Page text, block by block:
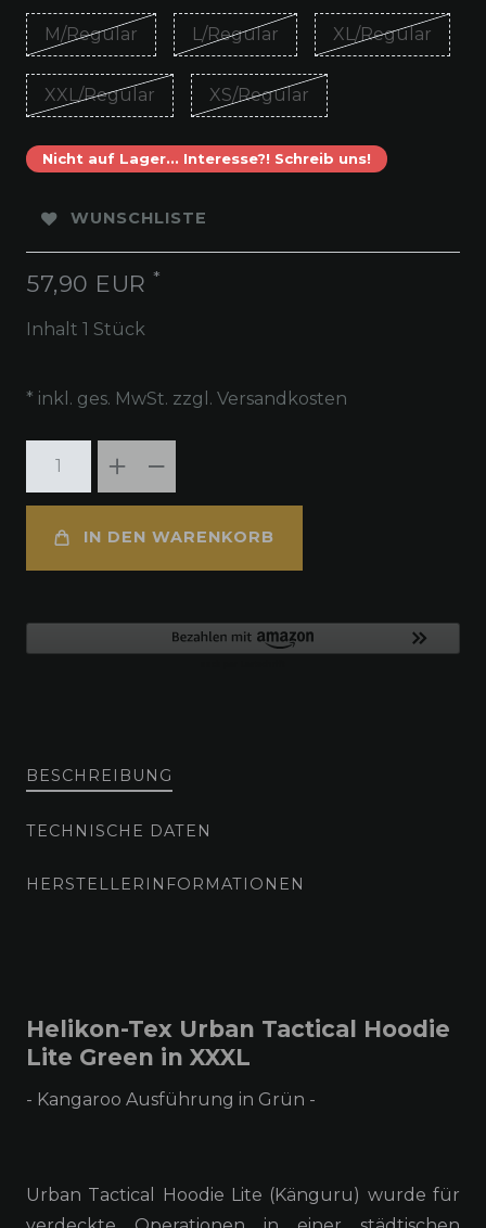
M/Regular L/Regular XL/Regular
XXL/Regular XS/Regular
Nicht auf Lager... Interesse?! Schreib uns!
WUNSCHLISTE
57,90 EUR *
Inhalt 1 Stück
* inkl. ges. MwSt. zzgl. Versandkosten
IN DEN WARENKORB
BESCHREIBUNG
TECHNISCHE DATEN
HERSTELLERINFORMATIONEN
Helikon-Tex Urban Tactical Hoodie
Lite Green in XXXL
- Kangaroo Ausführung in Grün -
Urban Tactical Hoodie Lite (Känguru) wurde für